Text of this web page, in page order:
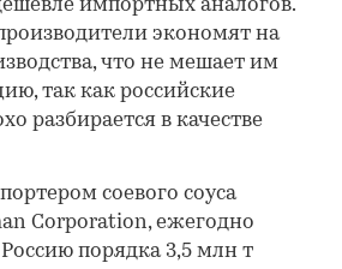
импортных аналогов.
экономят на
что не мешает им
так как российские
разбирается в качестве
соевого соуса
Corporation, ежегодно
порядка 3,5 млн т